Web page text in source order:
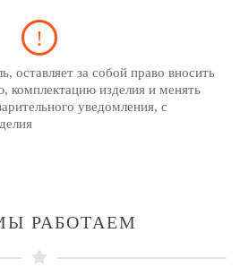
оставляет за собой право вносить
комплектацию изделия и менять
уведомления, с
РАБОТАЕМ